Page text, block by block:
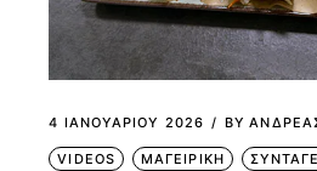
4 ΙΑΝΟΥΑΡΊΟΥ 2026 BY
VIDEOS ΜΑΓΕΙΡΙΚΗ